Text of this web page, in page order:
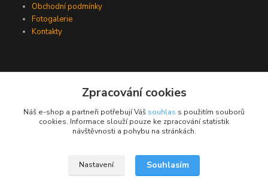
Obchodní podmínky
Fotogalerie
Kontakty
Upravit sběr cookies.
Zpracování cookies
Náš e-shop a partneři potřebují Váš souhlas s použitím souborů
cookies. Informace slouží pouze ke zpracování statistik
návštěvnosti a pohybu na stránkách.
Nastavení Souhlasím